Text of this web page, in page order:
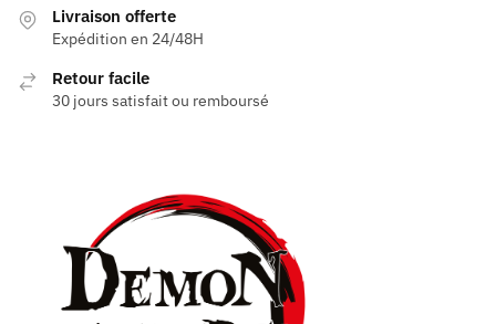
Livraison offerte
Expédition en 24/48H
Retour facile
30 jours satisfait ou remboursé